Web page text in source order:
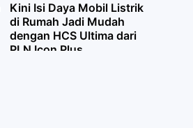
Kini Isi Daya Mobil Listrik
di Rumah Jadi Mudah
dengan HCS Ultima dari
PLN Icon Plus